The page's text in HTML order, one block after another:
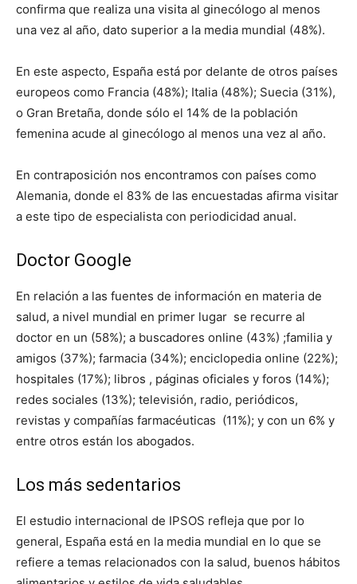
confirma que realiza una visita al ginecólogo al menos
una vez al año, dato superior a la media mundial (48%).
En este aspecto, España está por delante de otros países
europeos como Francia (48%); Italia (48%); Suecia (31%),
o Gran Bretaña, donde sólo el 14% de la población
femenina acude al ginecólogo al menos una vez al año.
En contraposición nos encontramos con países como
Alemania, donde el 83% de las encuestadas afirma visitar
a este tipo de especialista con periodicidad anual.
Doctor Google
En relación a las fuentes de información en materia de
salud, a nivel mundial en primer lugar se recurre al
doctor en un (58%); a buscadores online (43%) ;familia y
amigos (37%); farmacia (34%); enciclopedia online (22%);
hospitales (17%); libros , páginas oficiales y foros (14%);
redes sociales (13%); televisión, radio, periódicos,
revistas y compañías farmacéuticas (11%); y con un 6% y
entre otros están los abogados.
Los más sedentarios
El estudio internacional de IPSOS refleja que por lo
general, España está en la media mundial en lo que se
refiere a temas relacionados con la salud, buenos hábitos